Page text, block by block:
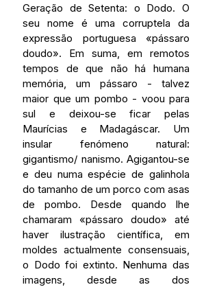
Geração de Setenta: o Dodo. O
seu nome é uma corruptela da
expressão portuguesa «pássaro
doudo». Em suma, em remotos
tempos de que não há humana
memória, um pássaro - talvez
maior que um pombo - voou para
sul e deixou-se ficar pelas
Maurícias e Madagáscar. Um
insular fenómeno natural:
gigantismo/ nanismo. Agigantou-se
e deu numa espécie de galinhola
do tamanho de um porco com asas
de pombo. Desde quando lhe
chamaram «pássaro doudo» até
haver ilustração científica, em
moldes actualmente consensuais,
o Dodo foi extinto. Nenhuma das
imagens, desde as dos